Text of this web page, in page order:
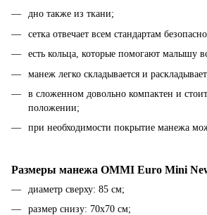
дно также из ткани;
сетка отвечает всем стандартам
есть кольца, которые помогают малышу
манеж легко складывается и
в сложенном довольно компактен и
положении;
при необходимости покрытие манежа
Размеры манежа OMMI Euro Mini
диаметр сверху: 85 см;
размер снизу: 70х70 см;